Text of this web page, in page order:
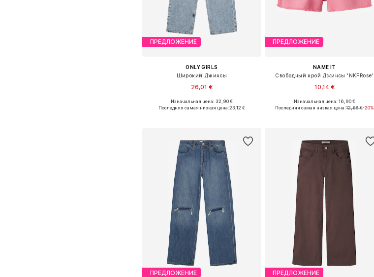
ПРЕДЛОЖЕНИЕ
ONLY GIRLS
Широкий Джинсы
26,01 €
Доступно множество размеров
Изначальная цена: 32,90 €
Последняя самая низкая цена:23,12 €
ПРЕДЛОЖЕНИЕ
NAME IT
Свободный крой Джинсы 'NKFRose'
10,14 €
Доступно множество размеров
Изначальная цена: 16,90 €
Последняя самая низкая цена:12,68 €-20%
ПРЕДЛОЖЕНИЕ ПРЕДЛОЖЕНИЕ